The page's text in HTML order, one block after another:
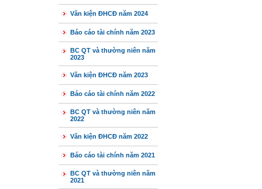
Văn kiện ĐHCĐ năm 2024
Báo cáo tài chính năm 2023
BC QT và thường niên năm
2023
Văn kiện ĐHCĐ năm 2023
Báo cáo tài chính năm 2022
BC QT và thường niên năm
2022
Văn kiện ĐHCĐ năm 2022
Báo cáo tài chính năm 2021
BC QT và thường niên năm
2021